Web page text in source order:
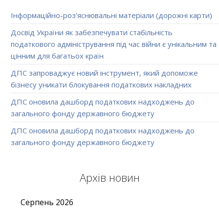
Інформаційно-роз'яснювальні матеріали (дорожні карти)
Досвід України як забезпечувати стабільність
податкового адміністрування під час війни є унікальним та
цінним для багатьох країн
ДПС запроваджує новий інструмент, який допоможе
бізнесу уникати блокування податкових накладних
ДПС оновила дашборд податкових надходжень до
загального фонду державного бюджету
ДПС оновила дашборд податкових надходжень до
загального фонду державного бюджету
Архів новин
Серпень 2026